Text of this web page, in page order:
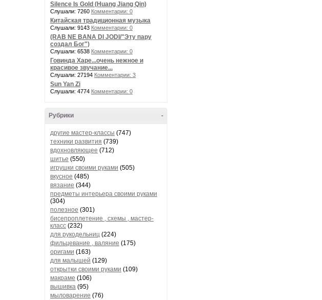
Silence Is Gold (Huang Jiang Qin)
Слушали: 7260 Комментарии: 0
Китайская традиционная музыка
Слушали: 9143 Комментарии: 0
(RAB NE BANA DI JODI/"Эту пару
создал Бог")
Слушали: 6538 Комментарии: 0
Говинда Харе...очень нежное и
красивое звучание...
Слушали: 27194 Комментарии: 3
Sun Yan Zi
Слушали: 4774 Комментарии: 0
-
Рубрики
другие мастер-классы (747)
техники развития (739)
вдохновляющее (712)
шитье (550)
игрушки своими руками (505)
вкусное (485)
вязание (344)
предметы интерьера своими руками
(304)
полезное (301)
бисепроплетение , схемы , мастер-
класс (232)
для рукодельниц (224)
фильцевание , валяние (175)
оригами (163)
для малышей (129)
открытки своими руками (109)
макраме (106)
вышивка (95)
мыловарение (76)